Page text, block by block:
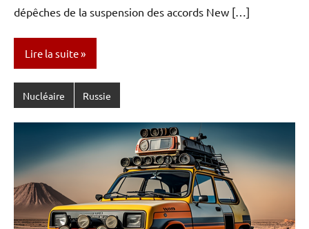
dépêches de la suspension des accords New […]
Lire la suite
Nucléaire Russie